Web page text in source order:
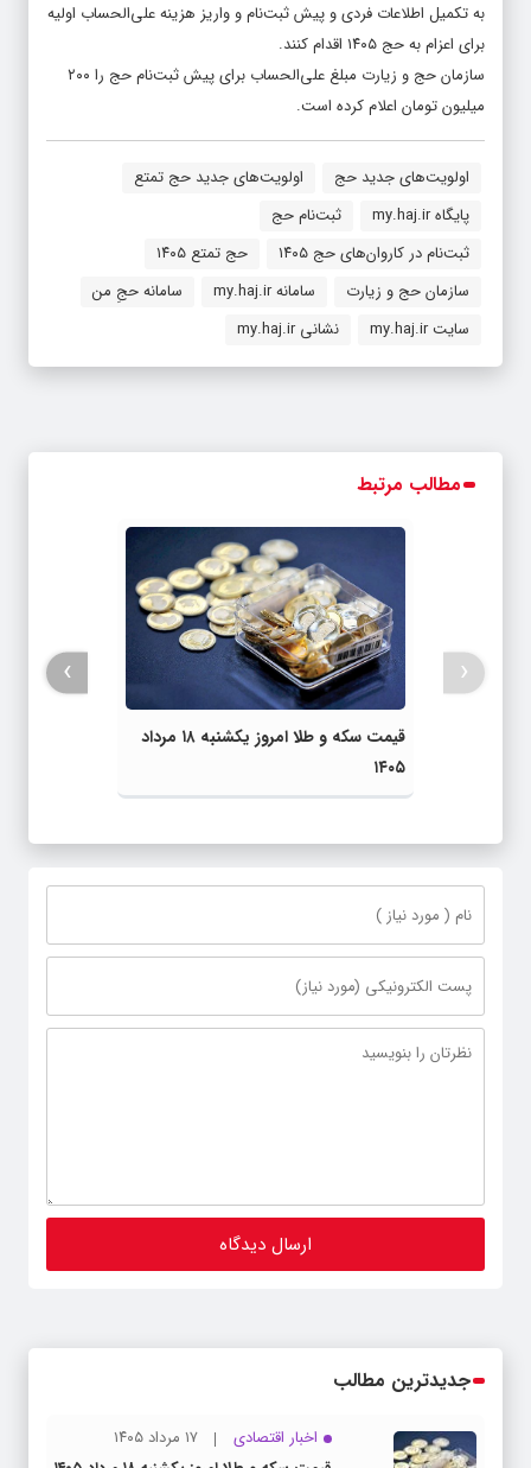
به تکمیل اطلاعات فردی و پیش ثبت‌نام و واریز هزینه علی‌الحساب اولیه
برای اعزام به حج ۱۴۰۵ اقدام کنند.
سازمان حج و زیارت مبلغ علی‌الحساب برای پیش ثبت‌نام حج را ۲۰۰
میلیون تومان اعلام کرده است.
اولویت‌های جدید حج
اولویت‌های جدید حج تمتع
پایگاه my.haj.ir
ثبت‌نام حج
ثبت‌نام در کاروان‌های حج ۱۴۰۵
حج تمتع ۱۴۰۵
سازمان حج و زیارت
سامانه my.haj.ir
سامانه حجِ من
سایت my.haj.ir
نشانی my.haj.ir
مطالب مرتبط
قیمت سکه و طلا امروز یکشنبه ۱۸ مرداد
۱۴۰۵
‹
›
جدیدترین مطالب
اخبار اقتصادی
۱۷ مرداد ۱۴۰۵